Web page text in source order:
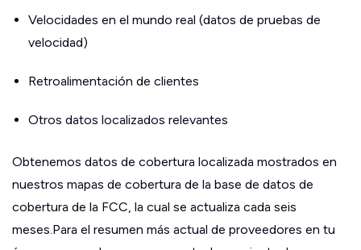
Velocidades en el mundo real (datos de pruebas de
velocidad)
Retroalimentación de clientes
Otros datos localizados relevantes
Obtenemos datos de cobertura localizada mostrados en
nuestros mapas de cobertura de la base de datos de
cobertura de la FCC, la cual se actualiza cada seis
meses.Para el resumen más actual de proveedores en tu